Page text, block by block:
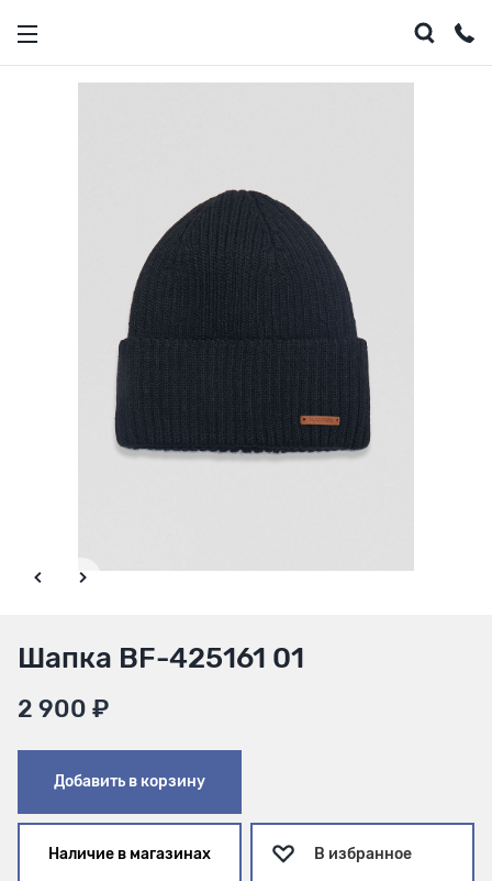
Шапка BF-425161 01
2 900 ₽
Добавить в корзину
Наличие в магазинах В избранное